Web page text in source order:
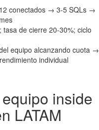
conectados → 3-5 SQLs →
de cierre 20-30%; ciclo
equipo alcanzando cuota →
individual
inside
LATAM